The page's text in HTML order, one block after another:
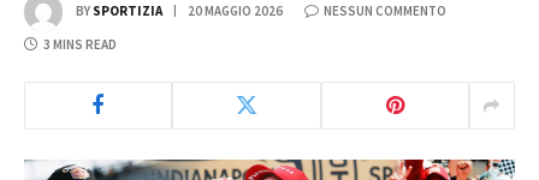
BY SPORTIZIA 20 MAGGIO 2026 NESSUN COMMENTO
3 MINS READ